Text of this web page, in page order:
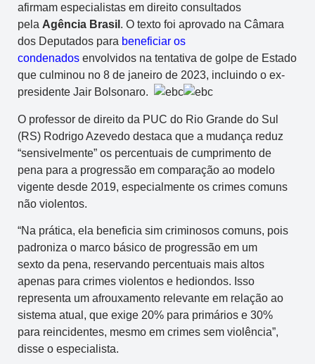
afirmam especialistas em direito consultados
pela Agência Brasil . O texto foi aprovado na Câmara
dos Deputados para beneficiar os
condenados envolvidos na tentativa de golpe de Estado
que culminou no 8 de janeiro de 2023, incluindo o ex-
presidente Jair Bolsonaro.
O professor de direito da PUC do Rio Grande do Sul
(RS) Rodrigo Azevedo destaca que a mudança reduz
“sensivelmente” os percentuais de cumprimento de
pena para a progressão em comparação ao modelo
vigente desde 2019, especialmente os crimes comuns
não violentos.
“Na prática, ela beneficia sim criminosos comuns, pois
padroniza o marco básico de progressão em um
sexto da pena, reservando percentuais mais altos
apenas para crimes violentos e hediondos. Isso
representa um afrouxamento relevante em relação ao
sistema atual, que exige 20% para primários e 30%
para reincidentes, mesmo em crimes sem violência”,
disse o especialista.